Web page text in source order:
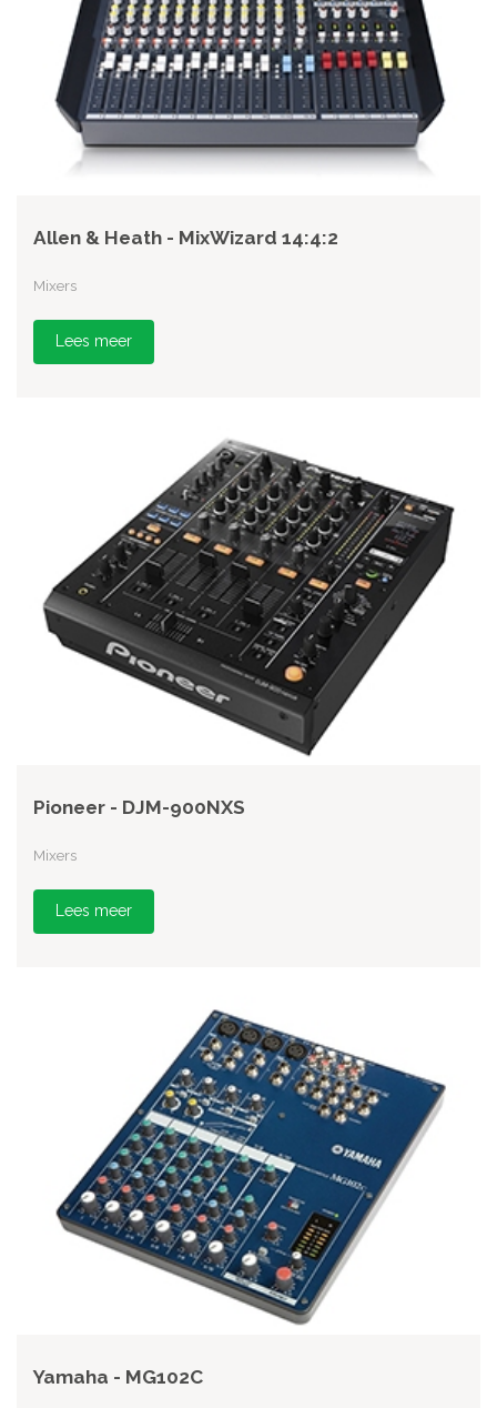
Allen & Heath - MixWizard 14:4:2
Mixers
Lees meer
Pioneer - DJM-900NXS
Mixers
Lees meer
Yamaha - MG102C